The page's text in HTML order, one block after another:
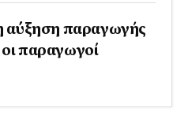
αύξηση παραγωγής
παραγωγοί